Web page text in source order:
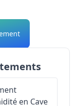
en Cave